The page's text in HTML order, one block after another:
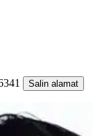
Salin alamat